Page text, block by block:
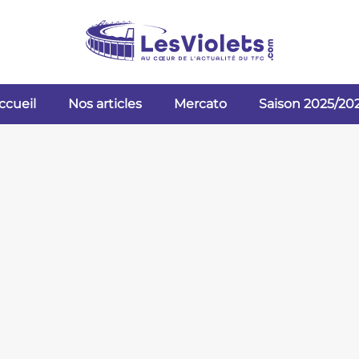
Nos articles Mercato Saison 2025/